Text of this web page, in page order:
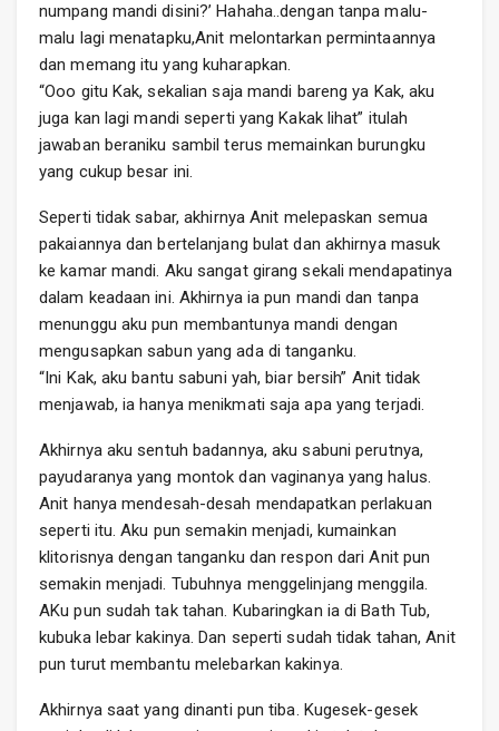
numpang mandi disini?’ Hahaha..dengan tanpa malu-
malu lagi menatapku,Anit melontarkan permintaannya
dan memang itu yang kuharapkan.
“Ooo gitu Kak, sekalian saja mandi bareng ya Kak, aku
juga kan lagi mandi seperti yang Kakak lihat” itulah
jawaban beraniku sambil terus memainkan burungku
yang cukup besar ini.
Seperti tidak sabar, akhirnya Anit melepaskan semua
pakaiannya dan bertelanjang bulat dan akhirnya masuk
ke kamar mandi. Aku sangat girang sekali mendapatinya
dalam keadaan ini. Akhirnya ia pun mandi dan tanpa
menunggu aku pun membantunya mandi dengan
mengusapkan sabun yang ada di tanganku.
“Ini Kak, aku bantu sabuni yah, biar bersih” Anit tidak
menjawab, ia hanya menikmati saja apa yang terjadi.
Akhirnya aku sentuh badannya, aku sabuni perutnya,
payudaranya yang montok dan vaginanya yang halus.
Anit hanya mendesah-desah mendapatkan perlakuan
seperti itu. Aku pun semakin menjadi, kumainkan
klitorisnya dengan tanganku dan respon dari Anit pun
semakin menjadi. Tubuhnya menggelinjang menggila.
AKu pun sudah tak tahan. Kubaringkan ia di Bath Tub,
kubuka lebar kakinya. Dan seperti sudah tidak tahan, Anit
pun turut membantu melebarkan kakinya.
Akhirnya saat yang dinanti pun tiba. Kugesek-gesek